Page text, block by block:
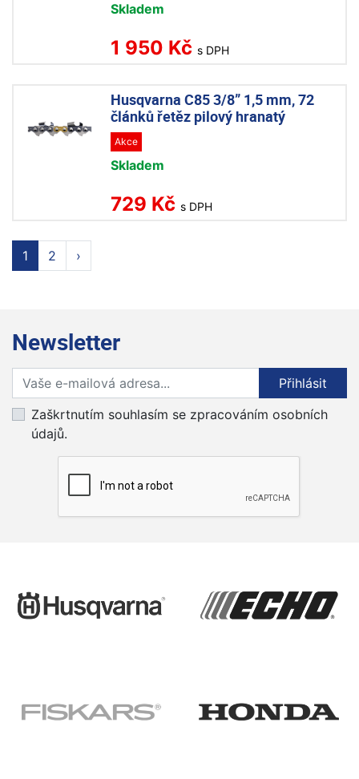
Skladem
1 950 Kč s DPH
Husqvarna C85 3/8” 1,5 mm, 72
článků řetěz pilový hranatý
Akce
Skladem
729 Kč s DPH
1 2 ›
Newsletter
Přihlaste se k odběru novinek
Přihlásit
Zaškrtnutím souhlasím se zpracováním osobních
údajů.